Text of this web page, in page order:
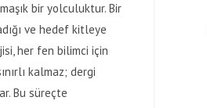
bir yolculuktur. Bir
ve hedef kitleye
her fen bilimci için
kalmaz; dergi
Bu süreçte